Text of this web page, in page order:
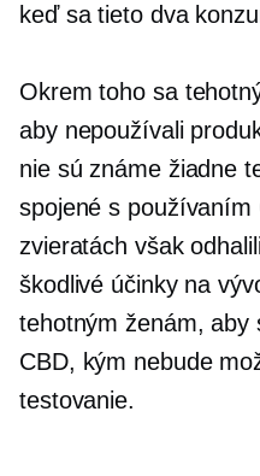
keď sa tieto dva
Okrem toho sa
aby nepoužívali
nie sú známe žiadne
spojené s
zvieratách však
škodlivé účinky na
tehotným ženám, aby
CBD, kým nebude
testovanie.